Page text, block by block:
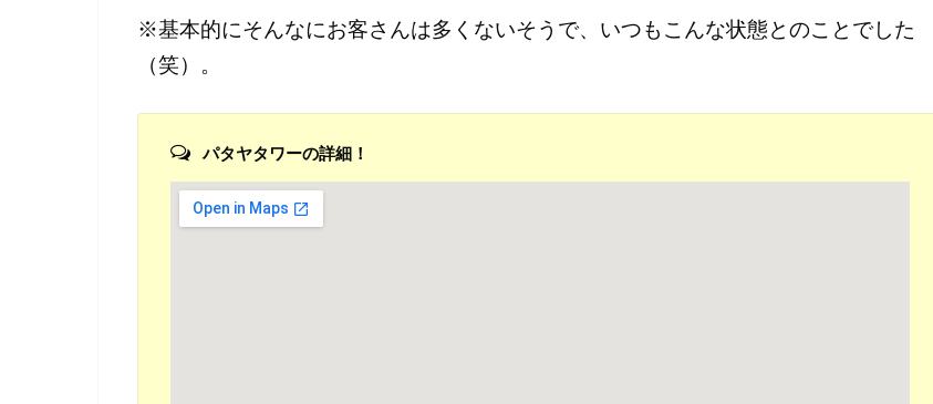
※基本的にそんなにお客さんは多くないそうで、いつもこんな状態とのことでした
（笑）。
パタヤタワーの詳細！